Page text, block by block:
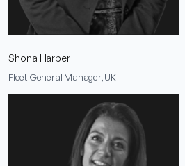
Shona Harper
Fleet General Manager, UK